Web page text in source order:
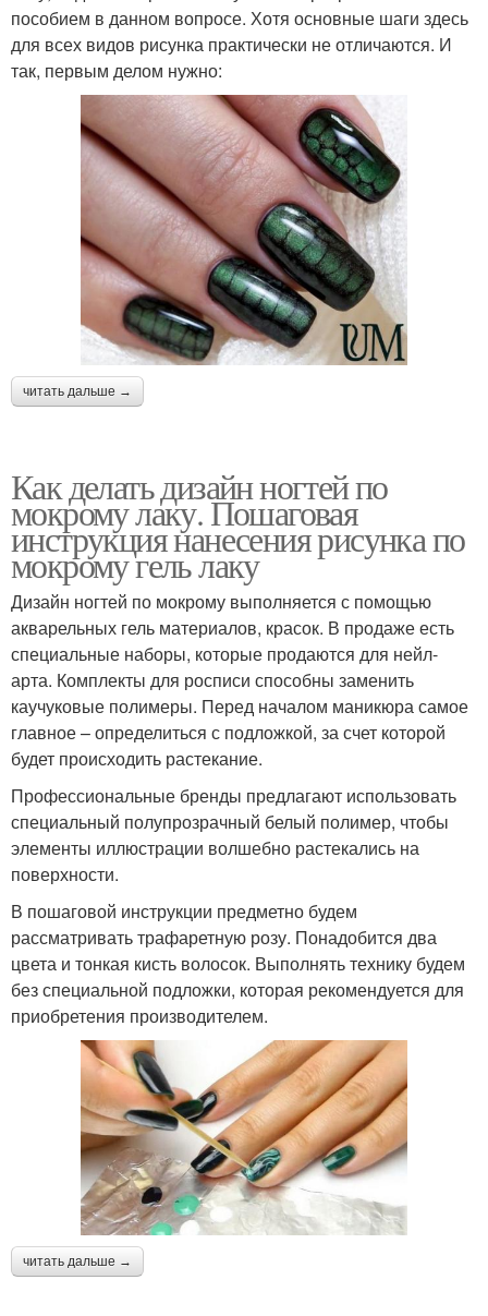
пособием в данном вопросе. Хотя основные шаги здесь
для всех видов рисунка практически не отличаются. И
так, первым делом нужно:
читать дальше →
Как делать дизайн ногтей по
мокрому лаку. Пошаговая
инструкция нанесения рисунка по
мокрому гель лаку
Дизайн ногтей по мокрому выполняется с помощью
акварельных гель материалов, красок. В продаже есть
специальные наборы, которые продаются для нейл-
арта. Комплекты для росписи способны заменить
каучуковые полимеры. Перед началом маникюра самое
главное – определиться с подложкой, за счет которой
будет происходить растекание.
Профессиональные бренды предлагают использовать
специальный полупрозрачный белый полимер, чтобы
элементы иллюстрации волшебно растекались на
поверхности.
В пошаговой инструкции предметно будем
рассматривать трафаретную розу. Понадобится два
цвета и тонкая кисть волосок. Выполнять технику будем
без специальной подложки, которая рекомендуется для
приобретения производителем.
читать дальше →